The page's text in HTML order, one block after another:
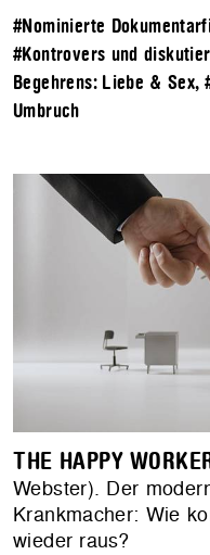
#Nominierte
#Kontrovers und
Begehrens: Liebe & Sex,
Umbruch
THE HAPPY
Webster). Der
Krankmacher: Wie
wieder raus?